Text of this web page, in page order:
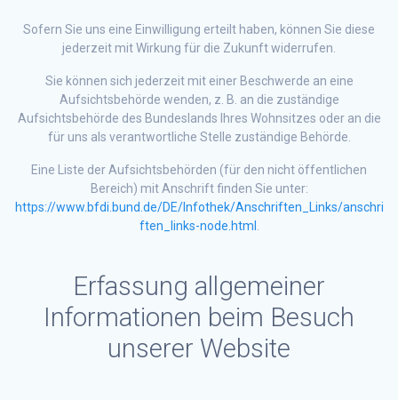
Sofern Sie uns eine Einwilligung erteilt haben, können Sie diese
jederzeit mit Wirkung für die Zukunft widerrufen.
Sie können sich jederzeit mit einer Beschwerde an eine
Aufsichtsbehörde wenden, z. B. an die zuständige
Aufsichtsbehörde des Bundeslands Ihres Wohnsitzes oder an die
für uns als verantwortliche Stelle zuständige Behörde.
Eine Liste der Aufsichtsbehörden (für den nicht öffentlichen
Bereich) mit Anschrift finden Sie unter:
https://www.bfdi.bund.de/DE/Infothek/Anschriften_Links/anschri
ften_links-node.html
Erfassung allgemeiner
Informationen beim Besuch
unserer Website